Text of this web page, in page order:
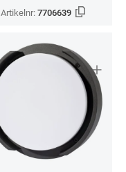
Artikelnr:7706639